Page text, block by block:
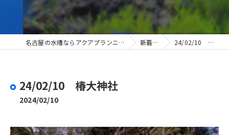
名古屋の水槽ならアクアプランニングスタジオ 新着情報 24/02/10 椿大神社
24/02/10 椿大神社
2024/02/10